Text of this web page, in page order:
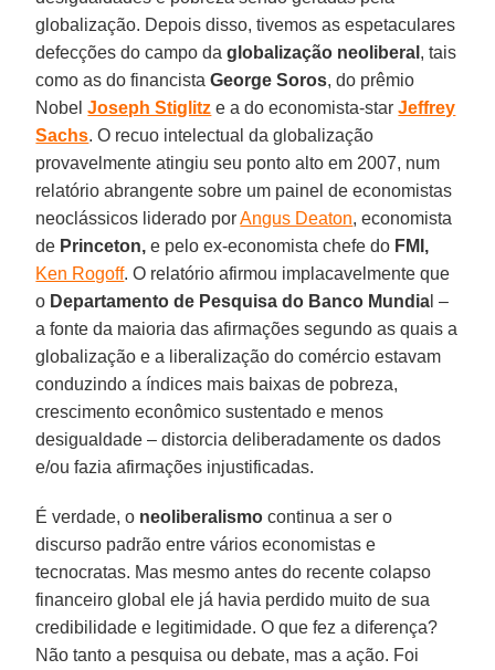
globalização. Depois disso, tivemos as espetaculares
defecções do campo daglobalização neoliberal , tais
como as do financistaGeorge Soros, do prêmio
NobelJoseph Stiglitz e a do economista-starJeffrey
Sachs. O recuo intelectual da globalização
provavelmente atingiu seu ponto alto em 2007, num
relatório abrangente sobre um painel de economistas
neoclássicos liderado porAngus Deaton, economista
de Princeton, e pelo ex-economista chefe do FMI,
Ken Rogoff. O relatório afirmou implacavelmente que
o Departamento de Pesquisa do Banco Mundia l –
a fonte da maioria das afirmações segundo as quais a
globalização e a liberalização do comércio estavam
conduzindo a índices mais baixas de pobreza,
crescimento econômico sustentado e menos
desigualdade – distorcia deliberadamente os dados
e/ou fazia afirmações injustificadas.
É verdade, o neoliberalismo continua a ser o
discurso padrão entre vários economistas e
tecnocratas. Mas mesmo antes do recente colapso
financeiro global ele já havia perdido muito de sua
credibilidade e legitimidade. O que fez a diferença?
Não tanto a pesquisa ou debate, mas a ação. Foi